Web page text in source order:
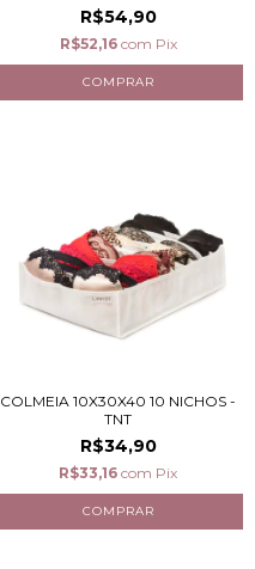
R$54,90
R$52,16 com Pix
COLMEIA 10X30X40 10 NICHOS -
TNT
R$34,90
R$33,16 com Pix